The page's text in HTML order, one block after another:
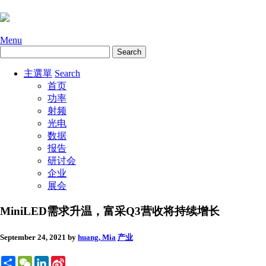
Menu
主選單 Search
首页
功率
射频
光电
数据
报告
研讨会
企业
展会
MiniLED需求升温，富采Q3营收将持续增长
September 24, 2021 by huang, Mia 产业
ShareWeChatLinkedIn